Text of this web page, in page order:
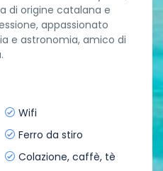
di origine catalana e
appassionato
e astronomia, amico di
Wifi
Ferro da stiro
Colazione, caffè, tè